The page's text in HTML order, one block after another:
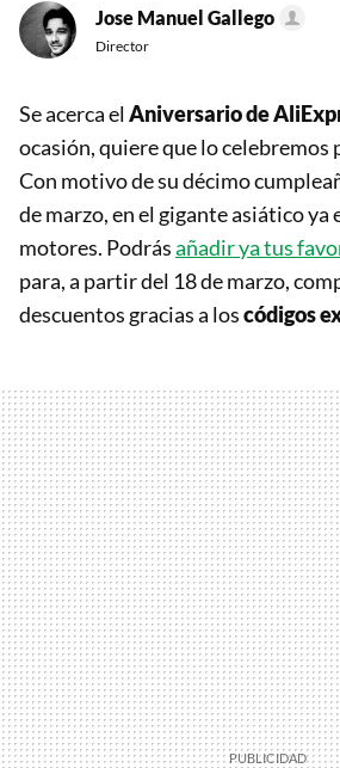
Jose Manuel Gallego
Director
Se acerca el Aniversario de
ocasión, quiere que lo celebremos
Con motivo de su décimo
de marzo, en el gigante asiático ya
motores. Podrásañadir ya tus
para, a partir del 18 de marzo,
descuentos gracias a loscódigos